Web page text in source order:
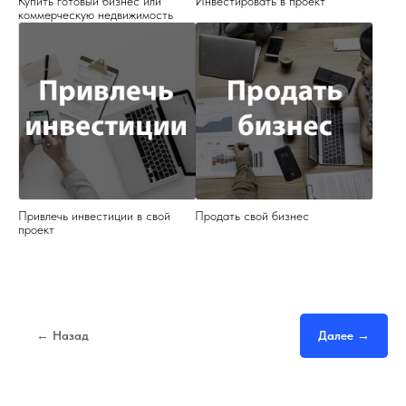
коммерческую недвижимость
Привлечь инвестиции в свой
проект
Продать свой бизнес
← Назад Далее →